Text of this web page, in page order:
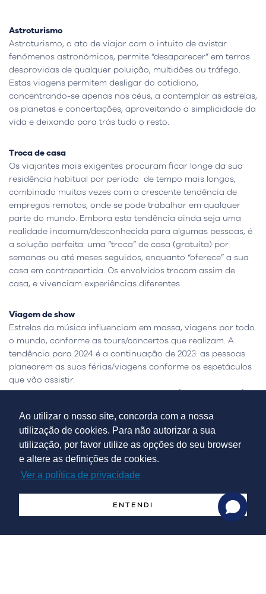
Ao utilizar o nosso site, concorda com a nossa
utilização de cookies. Para não autorizar a sua
utilização, por favor utilize as opções do seu browser
e altere as definições de cookies.
Ver a política de privacidade
ENTENDI
Astroturismo
Astroturismo, o ato de viajar com o intuito de avistar
fenómenos astronómicos, permite “desaparecer” em terras
desprovidas de qualquer poluição, multidões ou tráfego.
Estas viagens permitem desligar do cotidiano,
concentrando-se apenas nos céus, a contemplar as estrelas,
os planetas e concertações, aproveitando a simplicidade da
vida e deixando para trás tudo o resto.
Troca de casa
Os viajantes mais exigentes procuram ficar longe da sua
residência habitual por período de tempo mais longos,
combinado muitas vezes com a crescente tendência de
empregos remotos, onde se pode trabalhar em qualquer
parte do mundo. Embora esta tendência ainda seja uma
realidade incomum/desconhecida para algumas pessoas, é
a solução perfeita: uma “troca” de casa (gratuita) por
semanas ou até meses seguidos, enquanto “oferece” a sua
casa em contrapartida. Os envolvidos trocam assim de
casa, e vivenciam experiências diferentes.
Viagem de show
Estrelas da música influenciam em massa, viagens por todo
o mundo, conforme as tours/concertos que realizam. A
tendência para 2024 é a continuação de 2023: as pessoas
planearem as suas férias/viagens conforme os espetáculos
que vão assistir.
Recentemente o mundo testemunhou o efeito Taylor Swift,
países em que a cantora atuou. Outros artistas como
Beyoncé, U2 ou bandas K-Pop como a mundialmente
conhecida BTS, também são outros exemplos que
influenciam o turismo. Outros exemplos desta tendência são
festivais de música, como o TOMORROWLAND, um festival
publico/popularidade já se espalhou um pouco por todo o
mundo: desde a França (edição de inverno), Bélgica (a
versão original do evento), Brasil e EUA (conhecido por
TomorrowWorld).